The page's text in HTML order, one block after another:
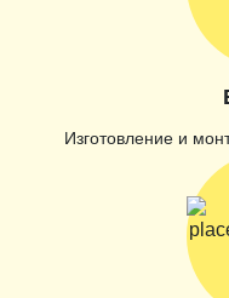
Изготовление и